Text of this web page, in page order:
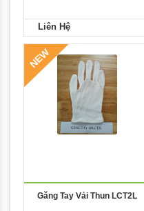
Liên Hệ
NEW
Găng Tay Vải Thun LCT2L